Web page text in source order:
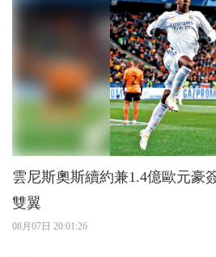
雲尼斯奧斯續約兼1.4億歐元豪簽文迪 皇馬
雙翼
08月07日 20:01:26